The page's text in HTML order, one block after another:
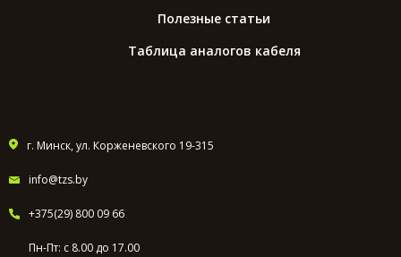
Полезные статьи
Таблица аналогов кабеля
г. Минск, ул. Корженевского 19-315
info@tzs.by
+375(29) 800 09 66
Пн-Пт: с 8.00 до 17.00